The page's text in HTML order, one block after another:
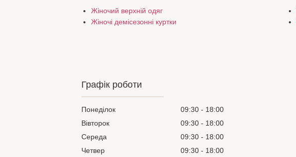
Жіночий верхній одяг
Жіночі демісезонні куртки
Графік роботи
Понеділок 09:30
18:00
Вівторок
09:30
18:00
Середа
09:30
18:00
Четвер
09:30
18:00